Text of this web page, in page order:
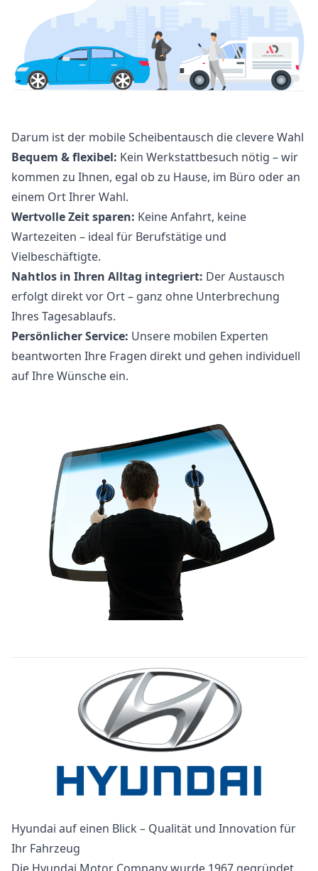
Darum ist der mobile Scheibentausch die clevere Wahl
Bequem & flexibel: Kein Werkstattbesuch nötig – wir
kommen zu Ihnen, egal ob zu Hause, im Büro oder an
einem Ort Ihrer Wahl.
Wertvolle Zeit sparen: Keine Anfahrt, keine
Wartezeiten – ideal für Berufstätige und
Vielbeschäftigte.
Nahtlos in Ihren Alltag integriert: Der Austausch
erfolgt direkt vor Ort – ganz ohne Unterbrechung
Ihres Tagesablaufs.
Persönlicher Service: Unsere mobilen Experten
beantworten Ihre Fragen direkt und gehen individuell
auf Ihre Wünsche ein.
Hyundai auf einen Blick – Qualität und Innovation für
Ihr Fahrzeug
Die Hyundai Motor Company wurde 1967 gegründet